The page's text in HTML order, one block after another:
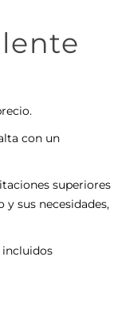
con un
superiores
sus necesidades,
incluidos